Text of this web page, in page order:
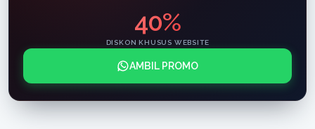
40%
DISKON KHUSUS WEBSITE
AMBIL PROMO